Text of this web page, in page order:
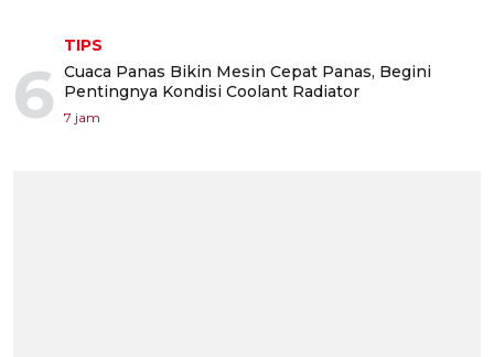
6
TIPS
Cuaca Panas Bikin Mesin Cepat Panas, Begini
Pentingnya Kondisi Coolant Radiator
7 jam